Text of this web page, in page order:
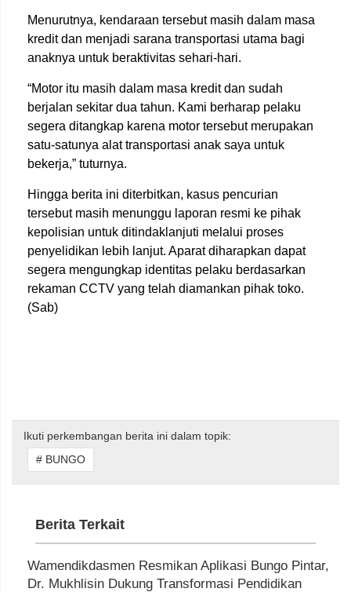
Menurutnya, kendaraan tersebut masih dalam masa
kredit dan menjadi sarana transportasi utama bagi
anaknya untuk beraktivitas sehari-hari.
“Motor itu masih dalam masa kredit dan sudah
berjalan sekitar dua tahun. Kami berharap pelaku
segera ditangkap karena motor tersebut merupakan
satu-satunya alat transportasi anak saya untuk
bekerja,” tuturnya.
Hingga berita ini diterbitkan, kasus pencurian
tersebut masih menunggu laporan resmi ke pihak
kepolisian untuk ditindaklanjuti melalui proses
penyelidikan lebih lanjut. Aparat diharapkan dapat
segera mengungkap identitas pelaku berdasarkan
rekaman CCTV yang telah diamankan pihak toko.
(Sab)
Ikuti perkembangan berita ini dalam topik:
# BUNGO
Berita Terkait
Wamendikdasmen Resmikan Aplikasi Bungo Pintar,
Dr. Mukhlisin Dukung Transformasi Pendidikan